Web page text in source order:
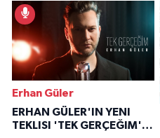
Erhan Güler
ERHAN GÜLER'IN YENI
TEKLISI 'TEK GERÇEĞIM'LE